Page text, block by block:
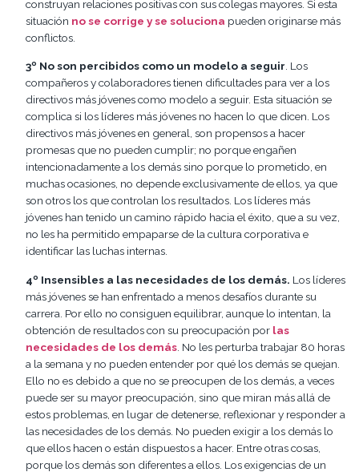
construyan relaciones positivas con sus colegas mayores. Si esta
situación no se corrige y se soluciona pueden originarse más
conflictos.
3º No son percibidos como un modelo a seguir. Los
compañeros y colaboradores tienen dificultades para ver a los
directivos más jóvenes como modelo a seguir. Esta situación se
complica si los líderes más jóvenes no hacen lo que dicen. Los
directivos más jóvenes en general, son propensos a hacer
promesas que no pueden cumplir; no porque engañen
intencionadamente a los demás sino porque lo prometido, en
muchas ocasiones, no depende exclusivamente de ellos, ya que
son otros los que controlan los resultados. Los líderes más
jóvenes han tenido un camino rápido hacia el éxito, que a su vez,
no les ha permitido empaparse de la cultura corporativa e
identificar las luchas internas.
4º Insensibles a las necesidades de los demás. Los líderes
más jóvenes se han enfrentado a menos desafíos durante su
carrera. Por ello no consiguen equilibrar, aunque lo intentan, la
obtención de resultados con su preocupación por las
necesidades de los demás . No les perturba trabajar 80 horas
a la semana y no pueden entender por qué los demás se quejan.
Ello no es debido a que no se preocupen de los demás, a veces
puede ser su mayor preocupación, sino que miran más allá de
estos problemas, en lugar de detenerse, reflexionar y responder a
las necesidades de los demás. No pueden exigir a los demás lo
que ellos hacen o están dispuestos a hacer. Entre otras cosas,
porque los demás son diferentes a ellos. Los exigencias de un